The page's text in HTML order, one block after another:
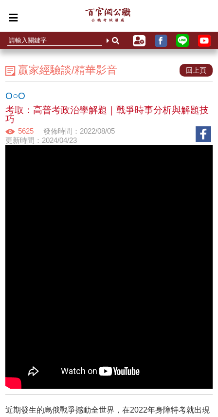
贏家經驗談/精華影音 回上頁
O○O
考取：高普考政治學解題｜戰爭時事分析與解題技
巧
5625
發佈時間：2022/08/05
更新時間：2024/04/23
近期發生的烏俄戰爭撼動全世界，在2022年身障特考就出現